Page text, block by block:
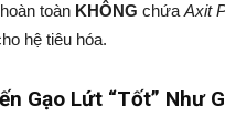
toàn KHÔNG chứa Axit
hệ tiêu hóa.
Gạo Lứt “Tốt” Như